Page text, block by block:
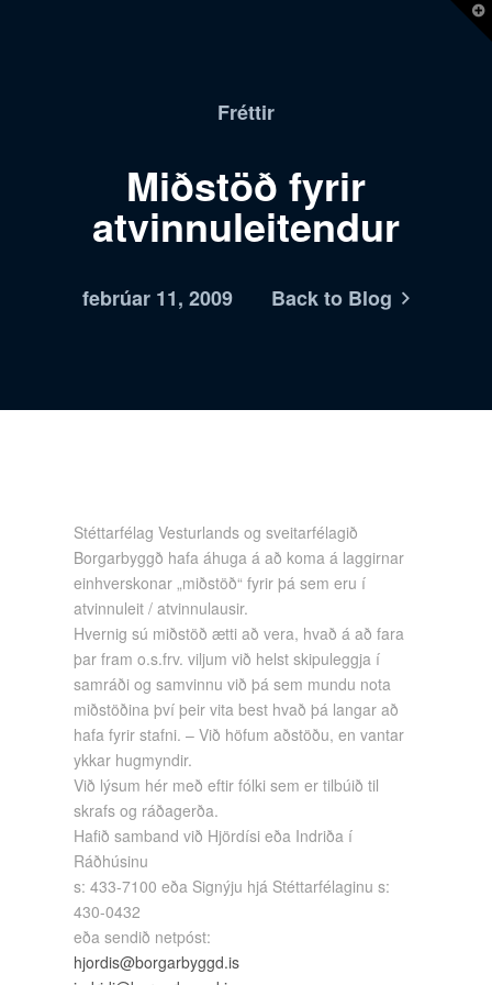
Fréttir
Miðstöð fyrir
atvinnuleitendur
febrúar 11, 2009 Back to Blog
Stéttarfélag Vesturlands og sveitarfélagið
Borgarbyggð hafa áhuga á að koma á laggirnar
einhverskonar „miðstöð“ fyrir þá sem eru í
atvinnuleit / atvinnulausir.
Hvernig sú miðstöð ætti að vera, hvað á að fara
þar fram o.s.frv. viljum við helst skipuleggja í
samráði og samvinnu við þá sem mundu nota
miðstöðina því þeir vita best hvað þá langar að
hafa fyrir stafni. – Við höfum aðstöðu, en vantar
ykkar hugmyndir.
Við lýsum hér með eftir fólki sem er tilbúið til
skrafs og ráðagerða.
Hafið samband við Hjördísi eða Indriða í
Ráðhúsinu
s: 433-7100 eða Signýju hjá Stéttarfélaginu s:
430-0432
eða sendið netpóst:
hjordis@borgarbyggd.is